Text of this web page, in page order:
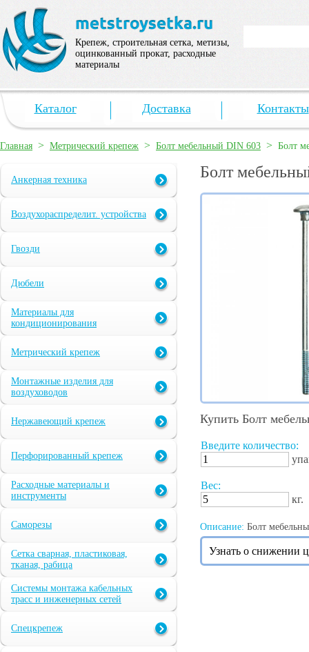
Крепеж, строительная сетка, метизы,
оцинкованный прокат, расходные
материалы
Каталог Доставка Контакты
Главная > Метрический крепеж > Болт мебельный DIN 603 > Болт
Анкерная техника
Воздухораспределит. устройства
Гвозди
Дюбели
Материалы для
кондиционирования
Метрический крепеж
Монтажные изделия для
воздуховодов
Нержавеющий крепеж
Перфорированный крепеж
Расходные материалы и
инструменты
Саморезы
Сетка сварная, пластиковая,
тканая, рабица
Системы монтажа кабельных
трасс и инженерных сетей
Спецкрепеж
Болт
Купить Болт
Введите количество:
Вес:
кг.
Описание: Болт
Узнать о снижении